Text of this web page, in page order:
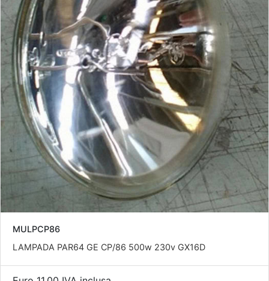
MULPCP86
LAMPADA PAR64 GE CP/86 500w 230v GX16D